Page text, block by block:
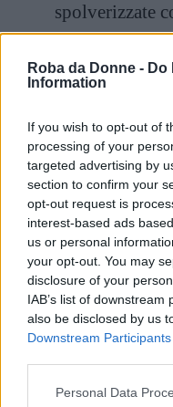
Roba da Donne - Do
Information
If you wish to opt-out of
processing of your
targeted advertising by
section to confirm your
opt-out request is
interest-based ads
us or personal
your opt-out. You may
disclosure of your
IAB’s list of
also be disclosed by us
Downstream Participants
Please note that this
Personal Data
spolverizzate
rimasti.
Cuocete in